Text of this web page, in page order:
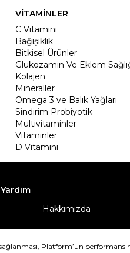
VİTAMİNLER
C Vitamini
Bağışıklık
Bitkisel Ürünler
Glukozamin Ve Eklem
Kolajen
Mineraller
Omega 3 ve Balık Yağları
Sindirim Probiyotik
Multivitaminler
Vitaminler
D Vitamini
Yardım
Hakkımızda